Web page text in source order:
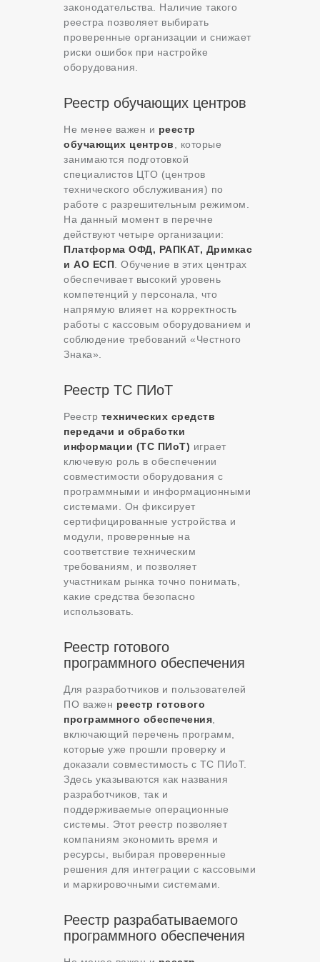
законодательства. Наличие такого
реестра позволяет выбирать
проверенные организации и снижает
риски ошибок при настройке
оборудования.
Реестр обучающих центров
Не менее важен и реестр
обучающих центров , которые
занимаются подготовкой
специалистов ЦТО (центров
технического обслуживания) по
работе с разрешительным режимом.
На данный момент в перечне
действуют четыре организации:
Платформа ОФД, РАПКАТ, Дримкас
и АО ЕСП . Обучение в этих центрах
обеспечивает высокий уровень
компетенций у персонала, что
напрямую влияет на корректность
работы с кассовым оборудованием и
соблюдение требований «Честного
Знака».
Реестр ТС ПИоТ
Реестр технических средств
передачи и обработки
информации (ТС ПИоТ) играет
ключевую роль в обеспечении
совместимости оборудования с
программными и информационными
системами. Он фиксирует
сертифицированные устройства и
модули, проверенные на
соответствие техническим
требованиям, и позволяет
участникам рынка точно понимать,
какие средства безопасно
использовать.
Реестр готового
программного обеспечения
Для разработчиков и пользователей
ПО важен реестр готового
программного обеспечения
включающий перечень программ,
которые уже прошли проверку и
доказали совместимость с ТС ПИоТ.
Здесь указываются как названия
разработчиков, так и
поддерживаемые операционные
системы. Этот реестр позволяет
компаниям экономить время и
ресурсы, выбирая проверенные
решения для интеграции с кассовыми
и маркировочными системами.
Реестр разрабатываемого
программного обеспечения